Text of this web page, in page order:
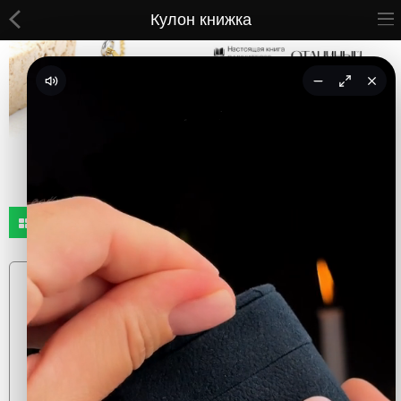
ВСЕ ТОВАРЫ
Кастомные коврики
Гравировка
CoolPass
Кулон книжка
cool.com.tm